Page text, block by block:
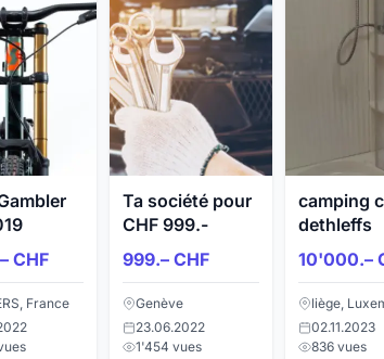
CHF
France
Ta société pour
CHF 999.-
999.– CHF
Genève
23.06.2022
1'454 vues
camping
dethleffs
10'000.–
liège,
02.11.2023
836 vues